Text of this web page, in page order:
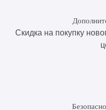
Скидка на покупку